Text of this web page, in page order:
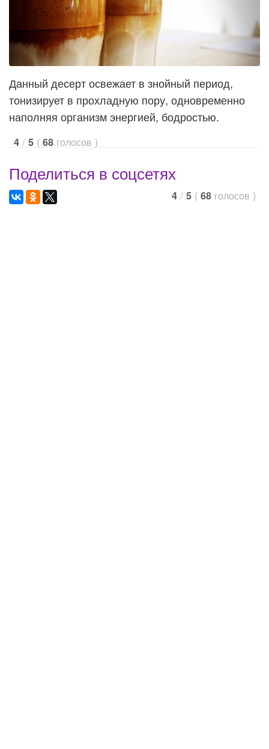
Данный десерт освежает в знойный период,
тонизирует в прохладную пору, одновременно
наполняя организм энергией, бодростью.
4 / 5 ( 68 голосов )
Поделиться в соцсетях
4 / 5 ( 68 голосов )